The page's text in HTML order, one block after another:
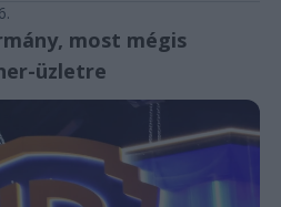
most mégis
üzletre